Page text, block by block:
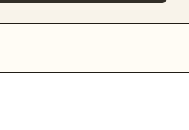
arrow showing back-
าของตัวแบบอยู่บนจุดตัดเก้าช่อง